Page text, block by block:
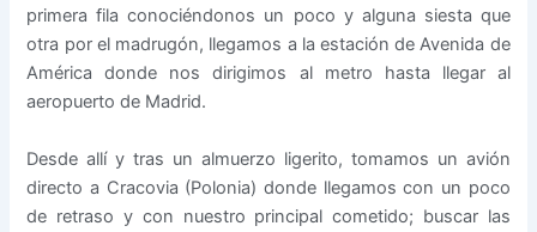
primera fila conociéndonos un poco y alguna siesta que
otra por el madrugón, llegamos a la estación de Avenida de
América donde nos dirigimos al metro hasta llegar al
aeropuerto de Madrid.
Desde allí y tras un almuerzo ligerito, tomamos un avión
directo a Cracovia (Polonia) donde llegamos con un poco
de retraso y con nuestro principal cometido; buscar las